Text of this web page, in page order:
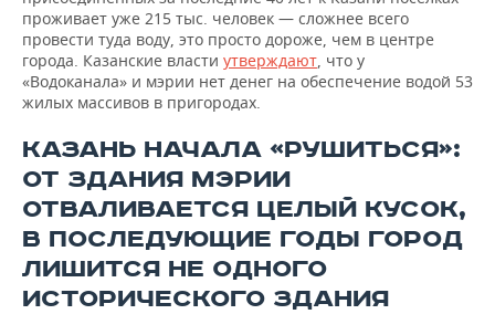
проживает уже 215 тыс. человек — сложнее всего
провести туда воду, это просто дороже, чем в центре
города. Казанские власти утверждают, что у
«Водоканала» и мэрии нет денег на обеспечение водой 53
жилых массивов в пригородах.
КАЗАНЬ НАЧАЛА «РУШИТЬСЯ»:
ОТ ЗДАНИЯ МЭРИИ
ОТВАЛИВАЕТСЯ ЦЕЛЫЙ КУСОК,
В ПОСЛЕДУЮЩИЕ ГОДЫ ГОРОД
ЛИШИТСЯ НЕ ОДНОГО
ИСТОРИЧЕСКОГО ЗДАНИЯ